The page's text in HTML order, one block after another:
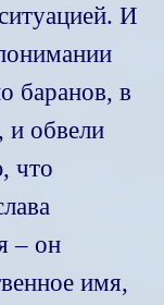
И
баранов, в
и обвели
что
– он
имя,